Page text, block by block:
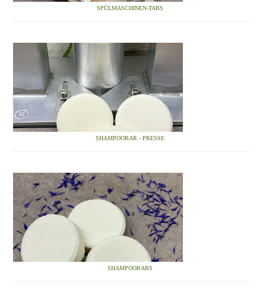
SPÜLMASCHINEN-TABS
SHAMPOOBAR - PRESSE
SHAMPOOBARS